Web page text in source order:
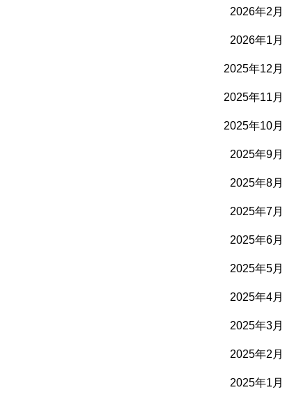
2026年2月
2026年1月
2025年12月
2025年11月
2025年10月
2025年9月
2025年8月
2025年7月
2025年6月
2025年5月
2025年4月
2025年3月
2025年2月
2025年1月